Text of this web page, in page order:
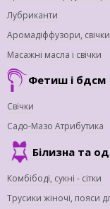
Лубриканти
Аромадіффузори,
Масажні масла і свічки
Фетиш і бдсм
Свічки
Садо-Мазо Атрибутика
Білизна та
Комбібоді, сукні - сітки
Трусики жіночі, пояси